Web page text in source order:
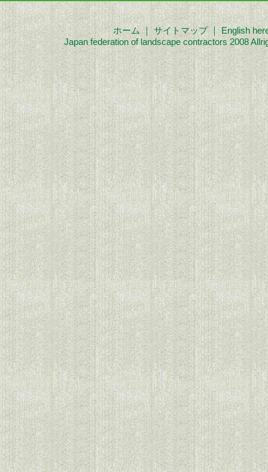
ホーム ｜ サイトマップ｜ English
Japan federation of landscape contractors 2008